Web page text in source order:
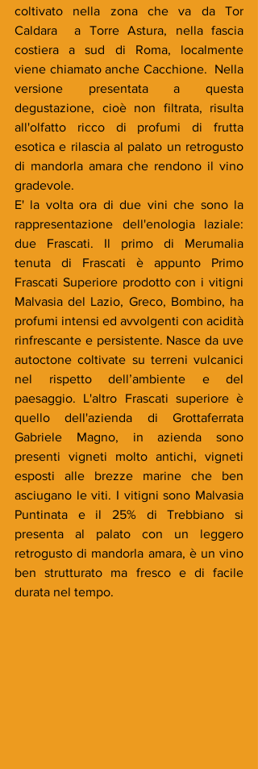
coltivato nella zona che va da Tor
Caldara  a Torre Astura, nella fascia
costiera a sud di Roma, localmente
viene chiamato anche Cacchione.  Nella
versione presentata a questa
degustazione, cioè non filtrata, risulta
all'olfatto ricco di profumi di frutta
esotica e rilascia al palato un retrogusto
di mandorla amara che rendono il vino
gradevole.
E' la volta ora di due vini che sono la
rappresentazione dell'enologia laziale:
due Frascati. Il primo di Merumalia
Malvasia del Lazio, Greco, Bombino, ha
profumi intensi ed avvolgenti con acidità
rinfrescante e persistente. Nasce da uve
autoctone coltivate su terreni vulcanici
nel rispetto dell’ambiente e del
paesaggio. L'altro Frascati superiore è
quello dell'azienda di Grottaferrata
Gabriele Magno, in azienda sono
presenti vigneti molto antichi, vigneti
esposti alle brezze marine che ben
asciugano le viti. I vitigni sono Malvasia
Puntinata e il 25% di Trebbiano si
presenta al palato con un leggero
retrogusto di mandorla amara, è un vino
ben strutturato ma fresco e di facile
durata nel tempo.